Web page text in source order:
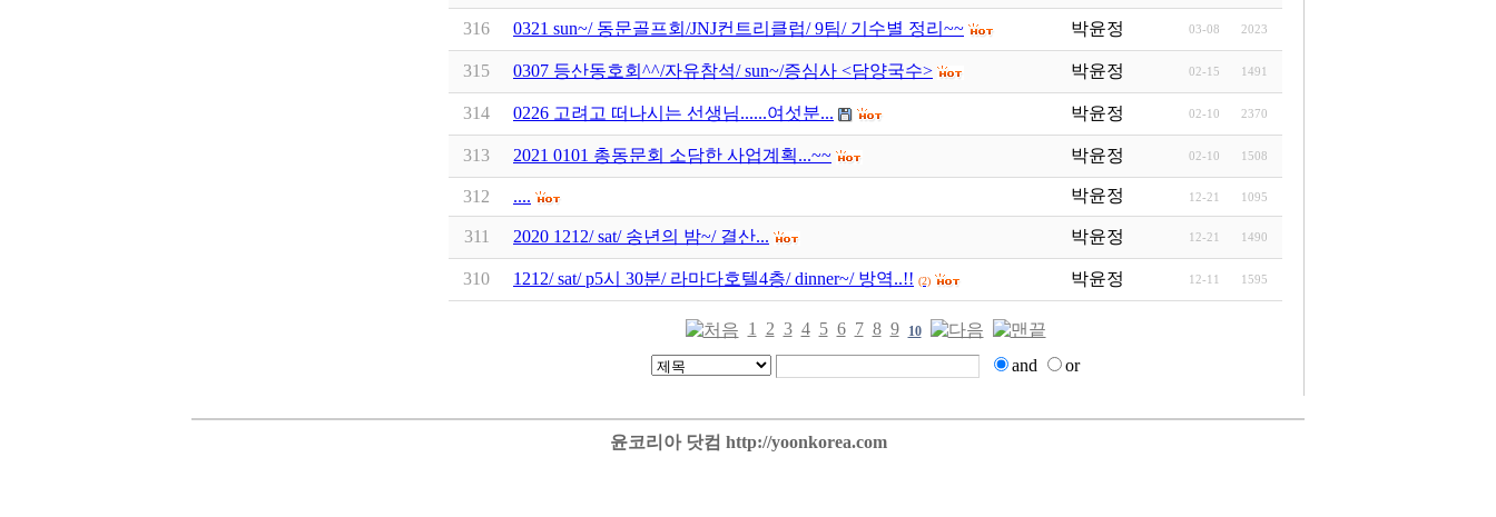
316 0321 sun~/ 동문골프회/JNJ컨트리클럽/ 9팀/ 기수별 정리~~ 박윤정 03-08 2023
315 0307 등산동호회^^/자유참석/ sun~/증심사 <담양국수> 박윤정 02-15 1491
314 0226 고려고 떠나시는 선생님......여섯분... 박윤정 02-10 2370
313 2021 0101 총동문회 소담한 사업계획...~~ 박윤정 02-10 1508
312 .... 박윤정 12-21 1095
311 2020 1212/ sat/ 송년의 밤~/ 결산... 박윤정 12-21 1490
310 1212/ sat/ p5시 30분/ 라마다호텔4층/ dinner~/ 방역..!! (2) 박윤정 12-11 1595
1 2 3 4 5 6 7 8 9 10
and or
윤코리아 닷컴 http://yoonkorea.com